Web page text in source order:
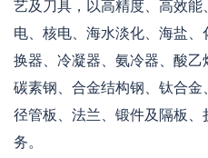
艺及刀具，以高精度、高效
电、核电、海水淡化、海盐
换器、冷凝器、氨冷器、酸乙
碳素钢、合金结构钢、钛合
径管板、法兰、锻件及隔板
务。